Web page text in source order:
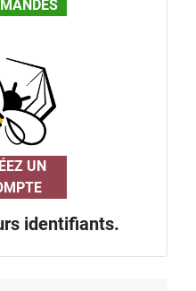
UN
identifiants.